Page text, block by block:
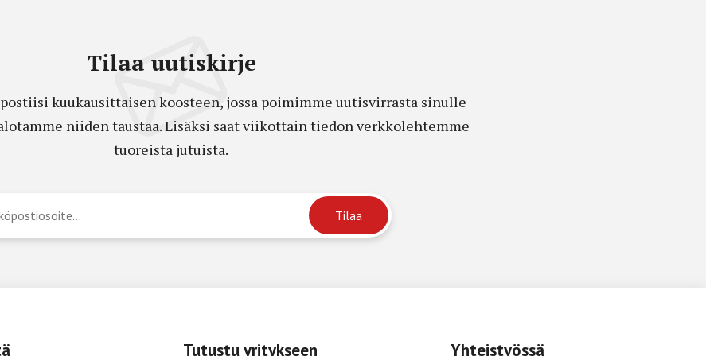
Tilaa uutiskirje
kuukausittaisen koosteen, jossa poimimme uutisvirrasta sinulle
niiden taustaa. Lisäksi saat viikottain tiedon verkkolehtemme
tuoreista jutuista.
Tutustu yritykseen Yhteistyössä